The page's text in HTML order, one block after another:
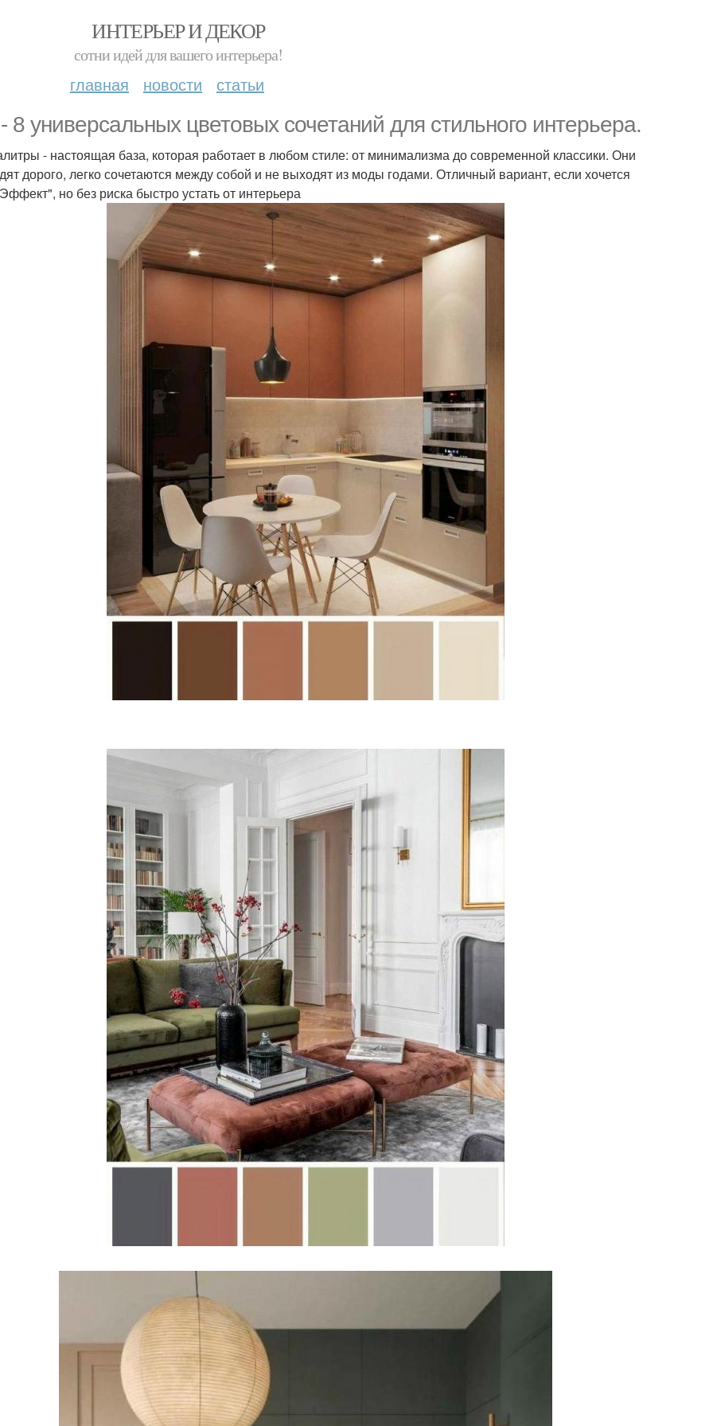
ИНТЕРЬЕР И ДЕКОР
сотни идей для вашего интерьера!
главная новости статьи
8 универсальных цветовых сочетаний для стильного интерьера.
- настоящая база, которая работает в любом стиле: от минимализма до современной классики. Они
дорого, легко сочетаются между собой и не выходят из моды годами. Отличный вариант, если хочется
но без риска быстро устать от интерьера